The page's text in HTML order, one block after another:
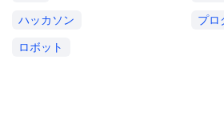
ハッカソン
プロ
ロボット